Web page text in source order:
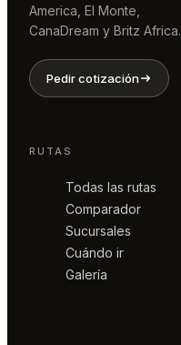
America, El Monte,
CanaDream y Britz Africa.
Pedir cotización
RUTAS
Todas las rutas
Comparador
Sucursales
Cuándo ir
Galería